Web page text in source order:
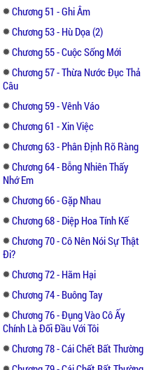
Chương 51 - Ghi Âm
Chương 53 - Hù Dọa (2)
Chương 55 - Cuộc Sống Mới
Chương 57 - Thừa Nước Đục Thả
Câu
Chương 59 - Vênh Váo
Chương 61 - Xin Việc
Chương 63 - Phân Định Rõ Ràng
Chương 64 - Bỗng Nhiên Thấy
Nhớ Em
Chương 66 - Gặp Nhau
Chương 68 - Diệp Hoa Tính Kế
Chương 70 - Cô Nên Nói Sự Thật
Đi?
Chương 72 - Hãm Hại
Chương 74 - Buông Tay
Chương 76 - Đụng Vào Cô Ấy
Chính Là Đối Đầu Với Tôi
Chương 78 - Cái Chết Bất Thường